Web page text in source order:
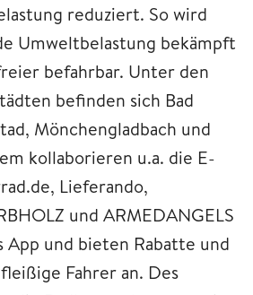
reduziert. So wird
Umweltbelastung bekämpft
befahrbar. Unter den
befinden sich Bad
Mönchengladbach und
kollaborieren u.a. die E-
Lieferando,
und ARMEDANGELS
App und bieten Rabatte und
Fahrer an. Des